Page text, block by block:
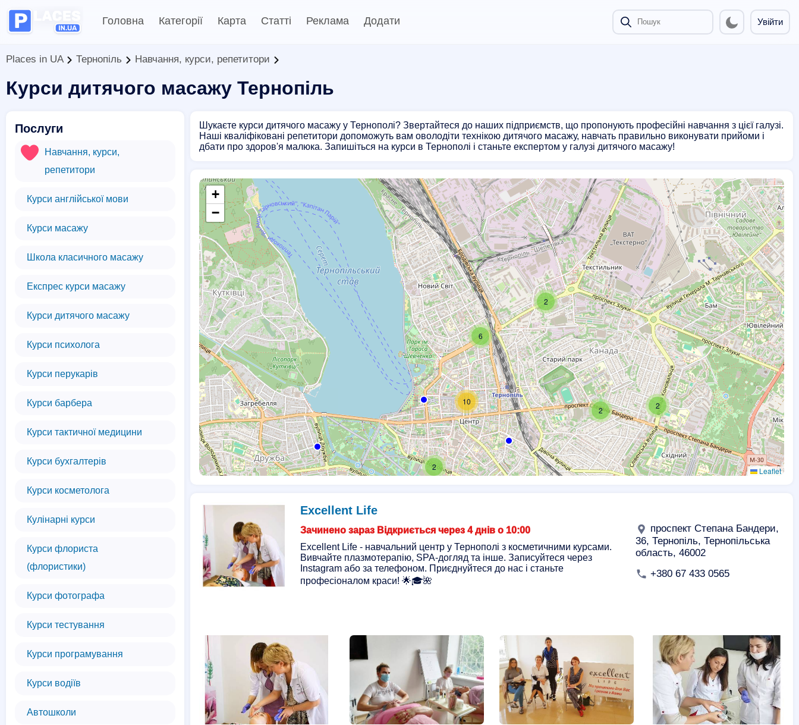
Головна Категорії Карта Статті Реклама Додати Увійти
Places in UA Тернопіль Навчання, курси, репетитори
Курси дитячого масажу Тернопіль
Послуги
Навчання, курси,
репетитори
Курси англійської мови
Курси масажу
Школа класичного масажу
Експрес курси масажу
Курси дитячого масажу
Курси психолога
Курси перукарів
Курси барбера
Курси тактичної медицини
Курси бухгалтерів
Курси косметолога
Кулінарні курси
Курси флориста
(флористики)
Курси фотографа
Курси тестування
Курси програмування
Курси водіїв
Автошколи
Шукаєте курси дитячого масажу у Тернополі? Звертайтеся до наших підприємств, що пропонують професійні навчання з цієї галузі.
Наші кваліфіковані репетитори допоможуть вам оволодіти технікою дитячого масажу, навчать правильно виконувати прийоми і
дбати про здоров'я малюка. Запишіться на курси в Тернополі і станьте експертом у галузі дитячого масажу!
2
2
2
2
6
10
+
−
Leaflet
Excellent Life
Зачинено зараз Відкриється через 4 днів о 10:00
Excellent Life - навчальний центр у Тернополі з косметичними курсами.
Вивчайте плазмотерапію, SPA-догляд та інше. Записуйтеся через
Instagram або за телефоном. Приєднуйтеся до нас і станьте
професіоналом краси! 🌟🎓🌺
проспект Степана Бандери,
36, Тернопіль, Тернопільська
область, 46002
+380 67 433 0565